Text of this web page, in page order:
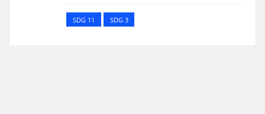
SDG 11 SDG 3